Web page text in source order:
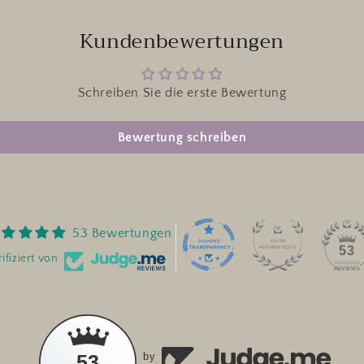
Kundenbewertungen
Schreiben Sie die erste Bewertung
Bewertung schreiben
53 Bewertungen
von
53
by